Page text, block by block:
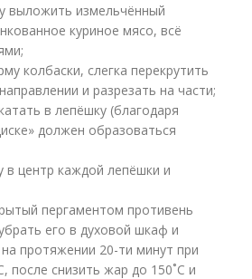
выложить измельчённый
куриное мясо, всё
колбаски, слегка перекрутить
и разрезать на части;
в лепёшку (благодаря
должен образоваться
в центр каждой лепёшки и
пергаментом противень
его в духовой шкаф и
протяжении 20-ти минут при
после снизить жар до 150˚С и